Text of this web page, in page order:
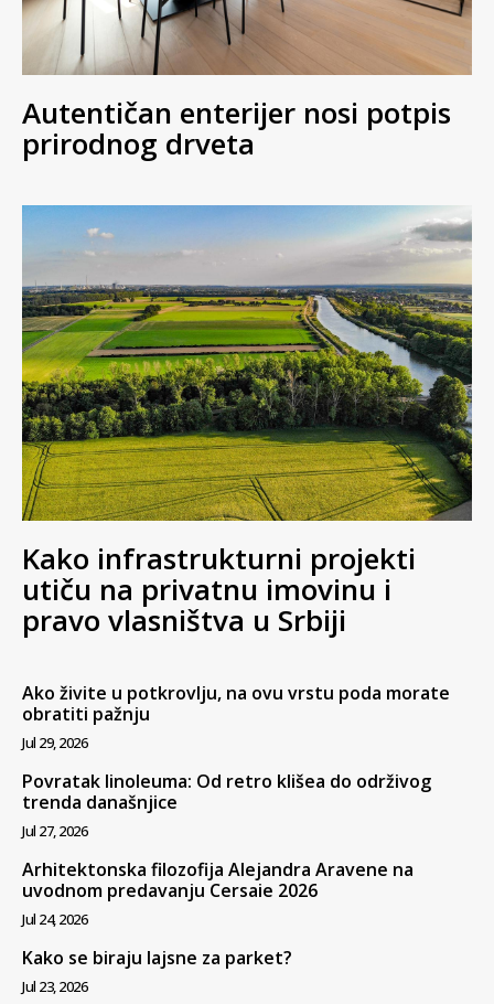
Autentičan enterijer nosi potpis
prirodnog drveta
Kako infrastrukturni projekti
utiču na privatnu imovinu i
pravo vlasništva u Srbiji
Ako živite u potkrovlju, na ovu vrstu poda morate
obratiti pažnju
Jul 29, 2026
Povratak linoleuma: Od retro klišea do održivog
trenda današnjice
Jul 27, 2026
Arhitektonska filozofija Alejandra Aravene na
uvodnom predavanju Cersaie 2026
Jul 24, 2026
Kako se biraju lajsne za parket?
Jul 23, 2026